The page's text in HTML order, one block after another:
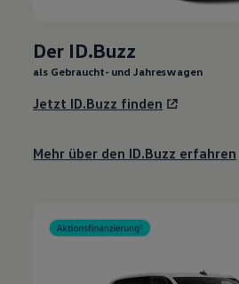
Der ID.Buzz
als Gebraucht- und Jahreswagen
Jetzt ID.Buzz finden
Mehr über den ID.Buzz erfahren